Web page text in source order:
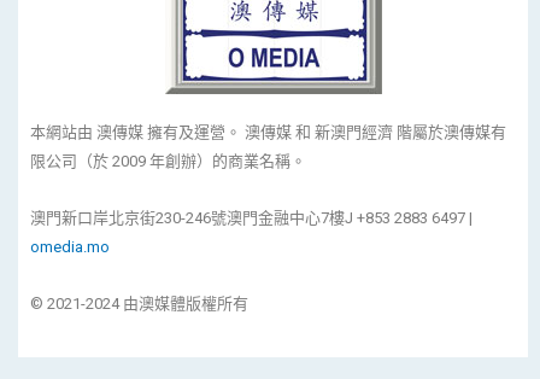
本網站由 澳傳媒 擁有及運營。 澳傳媒 和 新澳門經濟 階屬於澳傳媒有
限公司（於 2009 年創辦）的商業名稱。
澳門新口岸北京街230-246號澳門金融中心7樓J +853 2883 6497 |
omedia.mo
© 2021-2024 由澳媒體版權所有